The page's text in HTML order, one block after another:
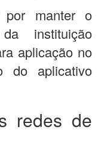
por manter o
instituição
aplicação no
do aplicativo
redes de